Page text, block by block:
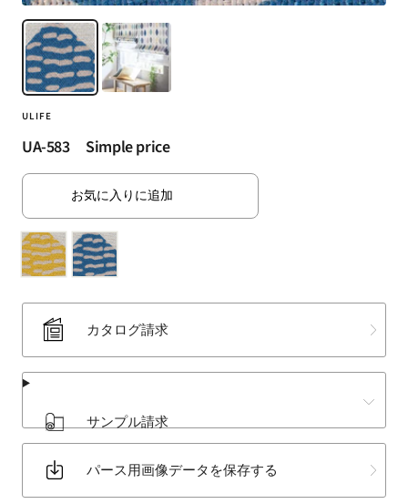
Interior
Products
Co.,
Ltd.）
｜
ー
ト・
ラ
材
な
ど
扱
ー
ULIFE
UA-583 Simple price
カタログ請求
サンプル請求
パース用画像データを保存する
お気に入りに追加